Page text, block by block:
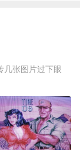
几张图片过下眼